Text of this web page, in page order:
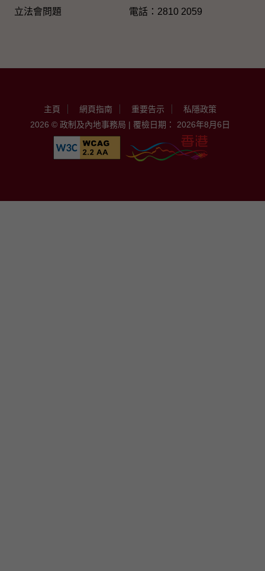
立法會問題 電話：2810 2059
主頁 網頁指南 重要告示
私隱政策
2026 © 政制及內地事務局 | 覆檢日期： 2026年8月6日